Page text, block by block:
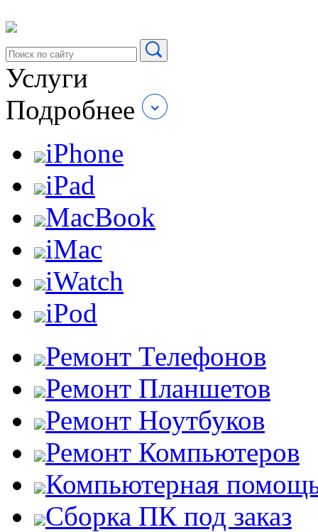
Услуги
Подробнее
iPhone
iPad
MacBook
iMac
iWatch
iPod
Ремонт Телефонов
Ремонт Планшетов
Ремонт Ноутбуков
Ремонт Компьютеров
Компьютерная
Сборка ПК под заказ